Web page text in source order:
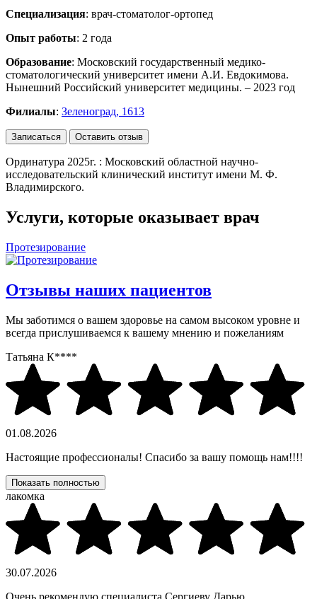
Специализация: врач-стоматолог-ортопед
Опыт работы: 2 года
Образование: Московский государственный медико-
стоматологический университет имени А.И. Евдокимова.
Нынешний Российский университет медицины. – 2023 год
Филиалы: Зеленоград, 1613
Записаться Оставить отзыв
Ординатура 2025г. : Московский областной научно-
исследовательский клинический институт имени М. Ф.
Владимирского.
Услуги, которые оказывает врач
Протезирование
Отзывы наших пациентов
Мы заботимся о вашем здоровье на самом высоком уровне и
всегда прислушиваемся к вашему мнению и пожеланиям
Татьяна К****
01.08.2026
Настоящие профессионалы! Спасибо за вашу помощь нам!!!!
Показать полностью
лакомка
30.07.2026